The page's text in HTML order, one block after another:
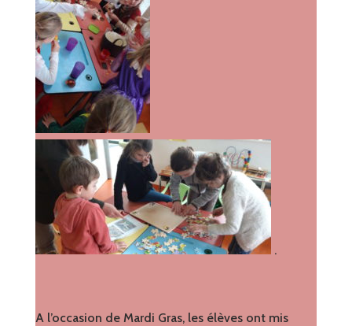
.
A l’occasion de Mardi Gras, les élèves ont mis